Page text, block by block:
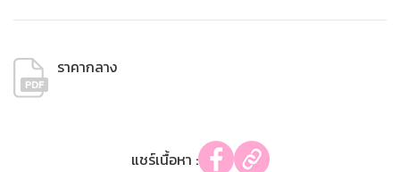
ราคากลาง
แชร์เนื้อหา :